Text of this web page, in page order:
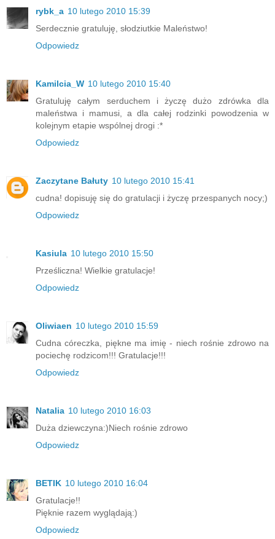
rybk_a 10 lutego 2010 15:39
Serdecznie gratuluję, słodziutkie Maleństwo!
Odpowiedz
Kamilcia_W 10 lutego 2010 15:40
Gratuluję całym serduchem i życzę dużo zdrówka dla
maleństwa i mamusi, a dla całej rodzinki powodzenia w
kolejnym etapie wspólnej drogi :*
Odpowiedz
Zaczytane Bałuty 10 lutego 2010 15:41
cudna! dopisuję się do gratulacji i życzę przespanych nocy;)
Odpowiedz
Kasiula 10 lutego 2010 15:50
Prześliczna! Wielkie gratulacje!
Odpowiedz
Oliwiaen 10 lutego 2010 15:59
Cudna córeczka, piękne ma imię - niech rośnie zdrowo na
pociechę rodzicom!!! Gratulacje!!!
Odpowiedz
Natalia 10 lutego 2010 16:03
Duża dziewczyna:)Niech rośnie zdrowo
Odpowiedz
BETIK 10 lutego 2010 16:04
Gratulacje!!
Pięknie razem wyglądają:)
Odpowiedz